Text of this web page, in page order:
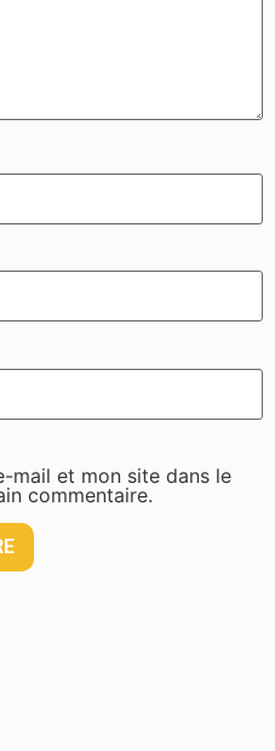
mail et mon site dans le
commentaire.